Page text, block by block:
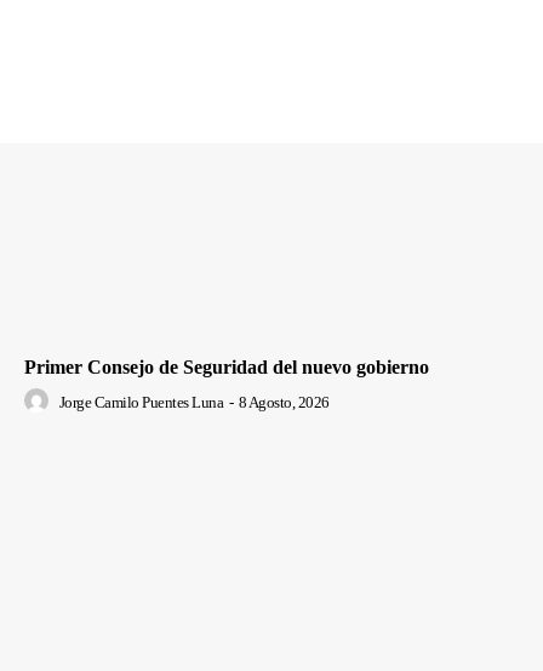
Primer Consejo de Seguridad del nuevo gobierno
Jorge Camilo Puentes Luna - 8 Agosto, 2026